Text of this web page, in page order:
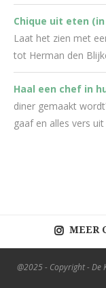
Chique uit eten
Laat het zien met
tot Herman den
Haal een chef in
diner gemaakt
gaaf en alles vers uit
MEER
@2025 - Copyright - De